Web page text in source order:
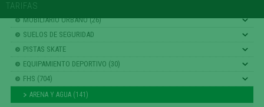
TARIFASMATERIALES
MOBILIARIO URBANO (26)
SUELOS DE SEGURIDAD
PISTAS SKATE
EQUIPAMIENTO DEPORTIVO (30)
FHS (704)
ARENA Y AGUA (141)